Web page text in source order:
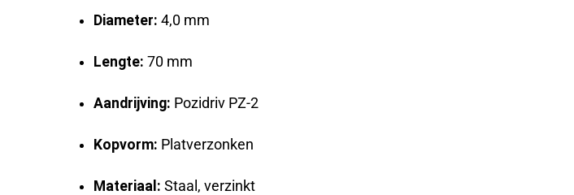
Diameter: 4,0 mm
Lengte: 70 mm
Aandrijving: Pozidriv PZ-2
Kopvorm: Platverzonken
Materiaal: Staal, verzinkt